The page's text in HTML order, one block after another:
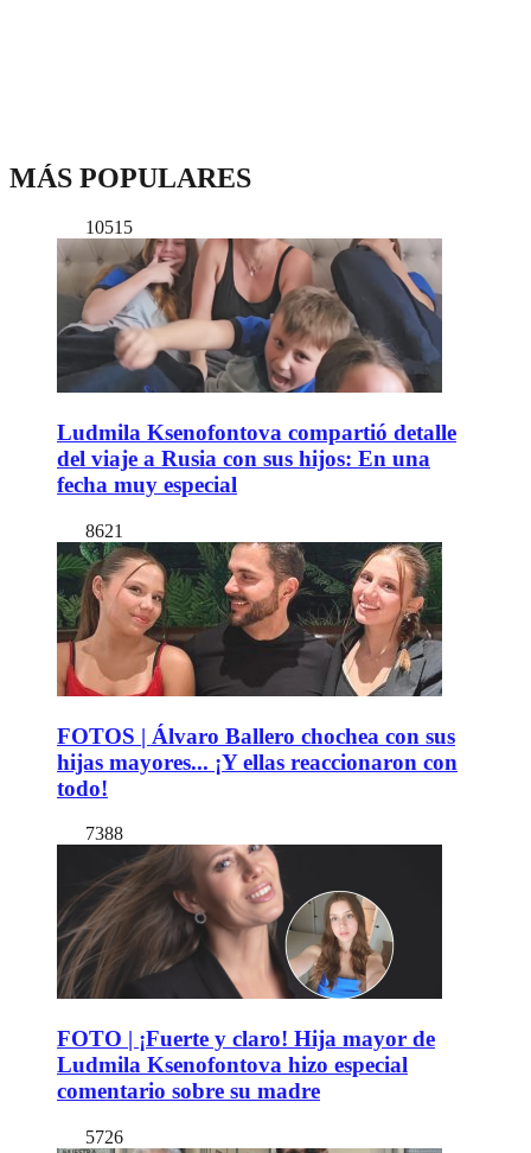
MÁS POPULARES
10515
Ludmila Ksenofontova compartió detalle
del viaje a Rusia con sus hijos: En una
fecha muy especial
8621
FOTOS | Álvaro Ballero chochea con sus
hijas mayores... ¡Y ellas reaccionaron con
todo!
7388
FOTO | ¡Fuerte y claro! Hija mayor de
Ludmila Ksenofontova hizo especial
comentario sobre su madre
5726